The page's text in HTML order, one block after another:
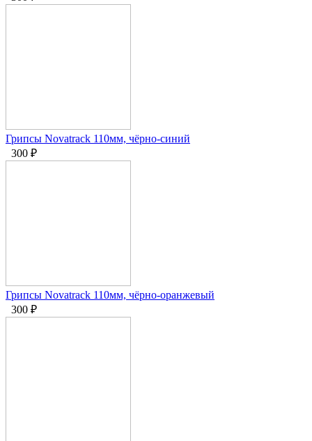
Грипсы Novatrack 110мм, чёрно-синий
300 ₽
Грипсы Novatrack 110мм, чёрно-оранжевый
300 ₽